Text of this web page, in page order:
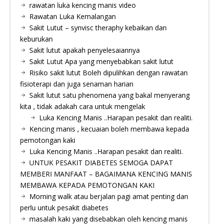
rawatan luka kencing manis video
Rawatan Luka Kemalangan
Sakit Lutut – synvisc theraphy kebaikan dan
keburukan
Sakit lutut apakah penyelesaiannya
Sakit Lutut Apa yang menyebabkan sakit lutut
Risiko sakit lutut Boleh dipulihkan dengan rawatan
fisioterapi dan juga senaman harian
Sakit lutut satu phenomena yang bakal menyerang
kita , tidak adakah cara untuk mengelak
Luka Kencing Manis ..Harapan pesakit dan realiti.
Kencing manis , kecuaian boleh membawa kepada
pemotongan kaki
Luka Kencing Manis ..Harapan pesakit dan realiti.
UNTUK PESAKIT DIABETES SEMOGA DAPAT
MEMBERI MANFAAT – BAGAIMANA KENCING MANIS
MEMBAWA KEPADA PEMOTONGAN KAKI
Morning walk atau berjalan pagi amat penting dan
perlu untuk pesakit diabetes
masalah kaki yang disebabkan oleh kencing manis